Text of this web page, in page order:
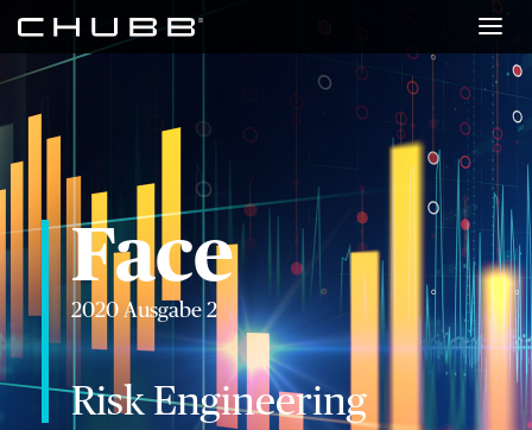
Über uns
Karriere
Presseportal
chubb.com/deFace
2020 Ausgabe 2
Risk Engineering